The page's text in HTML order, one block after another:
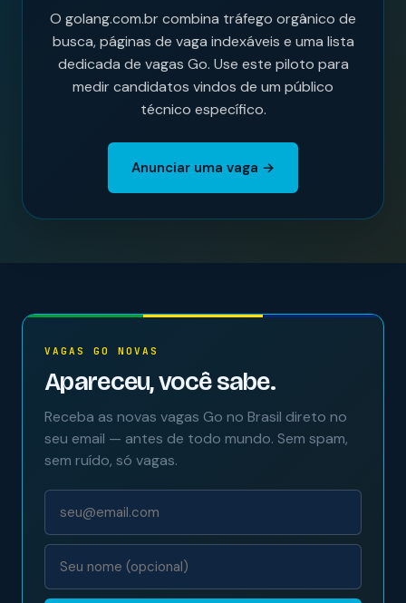
O golang.com.br combina tráfego orgânico de
busca, páginas de vaga indexáveis e uma lista
dedicada de vagas Go. Use este piloto para
medir candidatos vindos de um público
técnico específico.
Anunciar uma vaga →
VAGAS GO NOVAS
Apareceu, você sabe.
Receba as novas vagas Go no Brasil direto no
seu email — antes de todo mundo. Sem spam,
sem ruído, só vagas.